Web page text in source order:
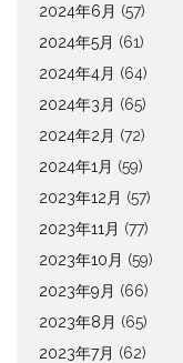
2024年6月 (57)
2024年5月 (61)
2024年4月 (64)
2024年3月 (65)
2024年2月 (72)
2024年1月 (59)
2023年12月 (57)
2023年11月 (77)
2023年10月 (59)
2023年9月 (66)
2023年8月 (65)
2023年7月 (62)